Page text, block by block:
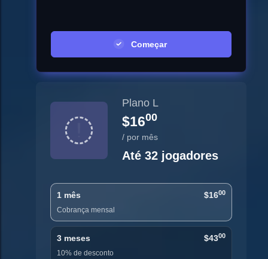
Começar
Plano L
$1600
/ por mês
Até 32 jogadores
1 mês $1600
Cobrança mensal
3 meses $4300
10% de desconto